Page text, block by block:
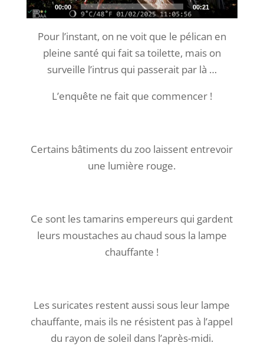
00:00 00:21
Pour l’instant, on ne voit que le pélican en
pleine santé qui fait sa toilette, mais on
surveille l’intrus qui passerait par là …
L’enquête ne fait que commencer !
Certains bâtiments du zoo laissent entrevoir
une lumière rouge.
Ce sont les tamarins empereurs qui gardent
leurs moustaches au chaud sous la lampe
chauffante !
Les suricates restent aussi sous leur lampe
chauffante, mais ils ne résistent pas à l’appel
du rayon de soleil dans l’après-midi.